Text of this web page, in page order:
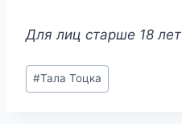
Для лиц старше 18 лет
Метки
записи:
#Тала Тоцка